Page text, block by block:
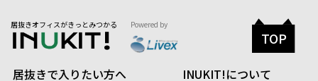
居抜きオフィスがきっとみつかる Powered by
居抜きで入りたい方へ
INUKIT!について
TOP